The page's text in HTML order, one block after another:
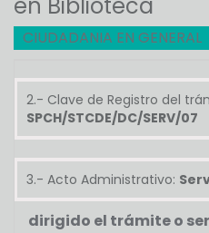
en Biblioteca
CIUDADANIA EN GENERAL
2.- Clave de Registro del
SPCH/STCDE/DC/SERV/07
3.- Acto Administrativo:
dirigido el trámite o